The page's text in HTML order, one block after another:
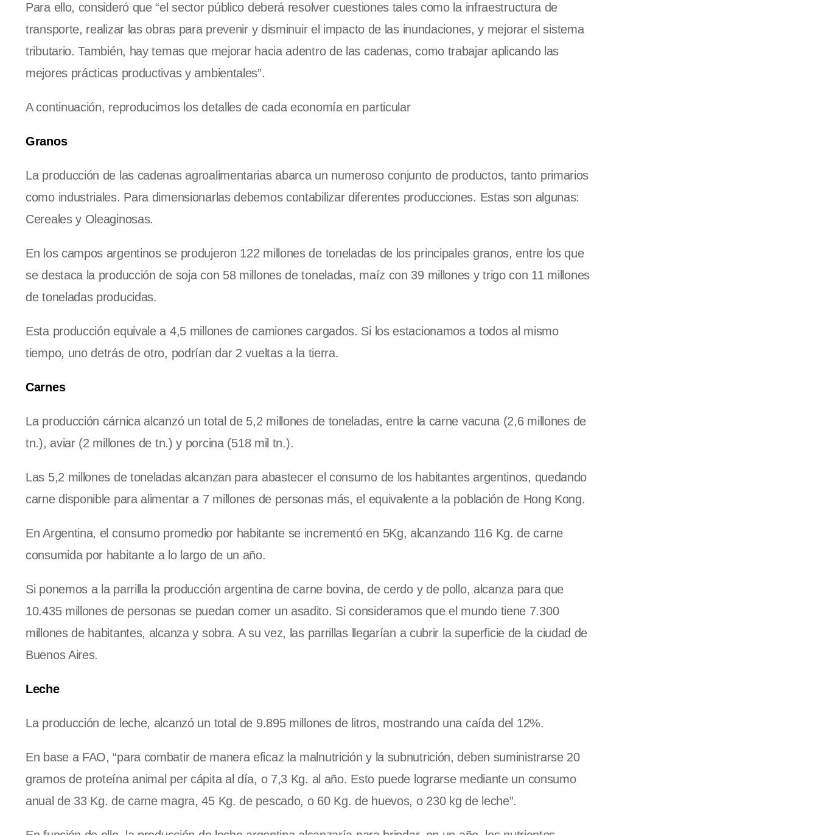
Para ello, consideró que “el sector público deberá resolver cuestiones tales como la infraestructura de
transporte, realizar las obras para prevenir y disminuir el impacto de las inundaciones, y mejorar el sistema
tributario. También, hay temas que mejorar hacia adentro de las cadenas, como trabajar aplicando las
mejores prácticas productivas y ambientales”.
A continuación, reproducimos los detalles de cada economía en particular
Granos
La producción de las cadenas agroalimentarias abarca un numeroso conjunto de productos, tanto primarios
como industriales. Para dimensionarlas debemos contabilizar diferentes producciones. Estas son algunas:
Cereales y Oleaginosas.
En los campos argentinos se produjeron 122 millones de toneladas de los principales granos, entre los que
se destaca la producción de soja con 58 millones de toneladas, maíz con 39 millones y trigo con 11 millones
de toneladas producidas.
Esta producción equivale a 4,5 millones de camiones cargados. Si los estacionamos a todos al mismo
tiempo, uno detrás de otro, podrían dar 2 vueltas a la tierra.
Carnes
La producción cárnica alcanzó un total de 5,2 millones de toneladas, entre la carne vacuna (2,6 millones de
tn.), aviar (2 millones de tn.) y porcina (518 mil tn.).
Las 5,2 millones de toneladas alcanzan para abastecer el consumo de los habitantes argentinos, quedando
carne disponible para alimentar a 7 millones de personas más, el equivalente a la población de Hong Kong.
En Argentina, el consumo promedio por habitante se incrementó en 5Kg, alcanzando 116 Kg. de carne
consumida por habitante a lo largo de un año.
Si ponemos a la parrilla la producción argentina de carne bovina, de cerdo y de pollo, alcanza para que
10.435 millones de personas se puedan comer un asadito. Si consideramos que el mundo tiene 7.300
millones de habitantes, alcanza y sobra. A su vez, las parrillas llegarían a cubrir la superficie de la ciudad de
Buenos Aires.
Leche
La producción de leche, alcanzó un total de 9.895 millones de litros, mostrando una caída del 12%.
En base a FAO, “para combatir de manera eficaz la malnutrición y la subnutrición, deben suministrarse 20
gramos de proteína animal per cápita al día, o 7,3 Kg. al año. Esto puede lograrse mediante un consumo
anual de 33 Kg. de carne magra, 45 Kg. de pescado, o 60 Kg. de huevos, o 230 kg de leche”.